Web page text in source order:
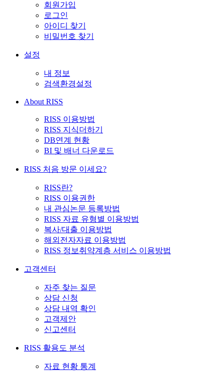
회원가입
로그인
아이디 찾기
비밀번호 찾기
설정
내 정보
검색환경설정
About RISS
RISS 이용방법
RISS 지식더하기
DB연계 현황
BI 및 배너 다운로드
RISS 처음 방문 이세요?
RISS란?
RISS 이용권한
내 관심논문 등록방법
RISS 자료 유형별 이용방법
복사/대출 이용방법
해외전자자료 이용방법
RISS 정보취약계층 서비스 이용방법
고객센터
자주 찾는 질문
상담 신청
상담 내역 확인
고객제안
신고센터
RISS 활용도 분석
자료 현황 통계